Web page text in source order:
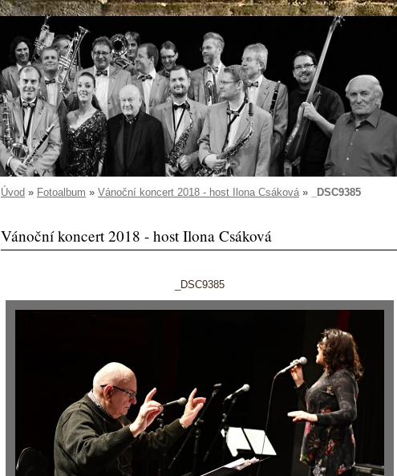
Úvod » Fotoalbum » Vánoční koncert 2018 - host Ilona Csáková» _DSC9385
Vánoční koncert 2018 - host Ilona Csáková
_DSC9385